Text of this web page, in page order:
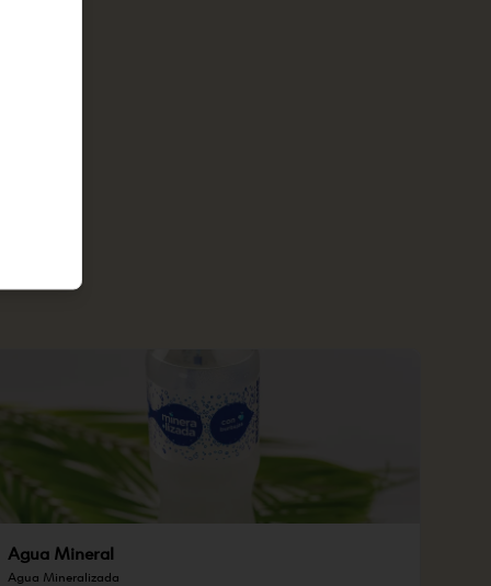
Agua Mineral
Agua Mineralizada